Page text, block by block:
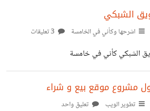
الشبكي
اشرحها وكأني في الخامسة
الشبكي كأني في خامسة
مشروع موقع بيع و شراء
تطوير الويب تعليق واحد